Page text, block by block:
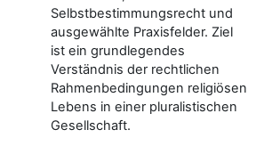
Selbstbestimmungsrecht und
ausgewählte Praxisfelder. Ziel
ist ein grundlegendes
Verständnis der rechtlichen
Rahmenbedingungen religiösen
Lebens in einer pluralistischen
Gesellschaft.